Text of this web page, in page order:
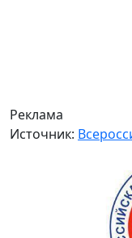
Реклама
Источник: